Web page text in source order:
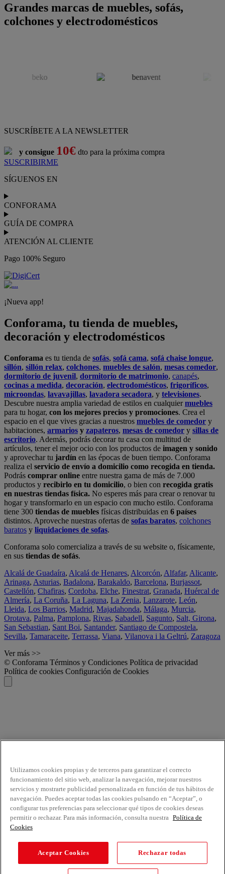
Grandes marcas de muebles, sofás,
colchones y electrodomésticos
SUSCRÍBETE A LA NEWSLETTER
y consigue 10€ dto para la próxima compra
SUSCRIBIRME
SÍGUENOS EN
CONFORAMA
GUÍA DE COMPRA
ATENCIÓN AL CLIENTE
Pago 100% Seguro
¡Nueva app!
Conforama, tu tienda de muebles,
decoración y electrodomésticos
Conforama es tu tienda de sofás, sofá cama, sofá chaise longue,
sillón, sillón relax, colchones, muebles de salón, mesas comedor,
dormitorio de juvenil, dormitorio de matrimonio, canapés,
cocinas a medida, decoración, electrodomésticos, frigoríficos,
microondas, lavavajillas, lavadora secadora, y televisiones.
Descubre nuestra amplia variedad de estilos en cualquiermuebles
para tu hogar, con los mejores precios y promociones. Crea el
espacio en el que vives gracias a nuestros muebles de comedor y
habitaciones, armarios y zapateros, mesas de comedor y sillas de
escritorio. Además, podrás decorar tu casa con multitud de
artículos, tener el mejor ocio con los productos de imagen y sonido
y aprovechar tu jardín en las épocas de buen tiempo. Conforama
realiza el servicio de envío a domicilio como recogida en tienda.
Podrás comprar online entre nuestra gama de más de 7.000
productos y recibirlo en tu domicilio, o bien con recogida gratis
en nuestras tiendas física. No esperes más para crear o renovar tu
hogar y transformarlo en un espacio con mucho estilo. Conforama
tiene 300 tiendas de muebles físicas distribuidas en 6 países
distintos. Aproveche nuestras ofertas de sofas baratos, colchones
baratos y liquidaciones de sofas.
Conforama solo comercializa a través de su website o, físicamente,
en sus tiendas de sofás.
Alcalá de Guadaíra, Alcalá de Henares, Alcorcón, Alfafar, Alicante,
Arinaga, Asturias, Badalona, Barakaldo, Barcelona, Burjassot,
Castellón, Chafiras, Cordoba, Elche, Finestrat, Granada, Huércal de
Almería, La Coruña, La Laguna, La Zenia, Lanzarote, León,
Lleida, Los Barrios, Madrid, Majadahonda, Málaga, Murcia,
Orotava, Palma, Pamplona, Rivas, Sabadell, Sagunto, Salt, Girona,
San Sebastian, Sant Boi, Santander, Santiago de Compostela,
Sevilla, Tamaraceite, Terrassa, Viana, Vilanova i la Geltrú, Zaragoza
Ver más >>
© Conforama Términos y Condiciones Política de privacidad
Política de cookies Configuración de Cookies
Utilizamos cookies propias y de terceros para garantizar el correcto
funcionamiento del sitio web, analizar la navegación, mejorar nuestros
servicios y mostrarte publicidad personalizada en función de tus hábitos de
navegación. Puedes aceptar todas las cookies pulsando en “Aceptar”, o
configurar tus preferencias para seleccionar qué tipos de cookies deseas
permitir o rechazar. Para más información, consulta nuestra Política de
Cookies
Aceptar Cookies Rechazar todas